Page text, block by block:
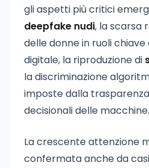
gli aspetti più critici
deepfake nudi, la scarsa
delle donne in ruoli chiave
digitale, la riproduzione di
la discriminazione
imposte dalla
decisionali delle macchine.
La crescente attenzione
confermata anche da